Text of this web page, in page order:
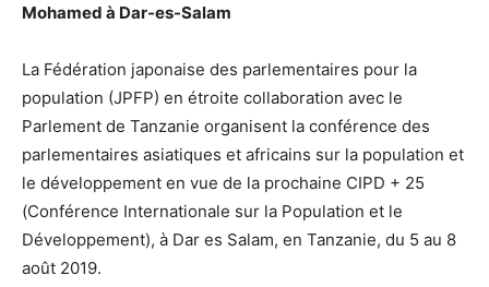
Mohamed à Dar-es-Salam
La Fédération japonaise des parlementaires pour la
population (JPFP) en étroite collaboration avec le
Parlement de Tanzanie organisent la conférence des
parlementaires asiatiques et africains sur la population et
le développement en vue de la prochaine CIPD + 25
(Conférence Internationale sur la Population et le
Développement), à Dar es Salam, en Tanzanie, du 5 au 8
août 2019.